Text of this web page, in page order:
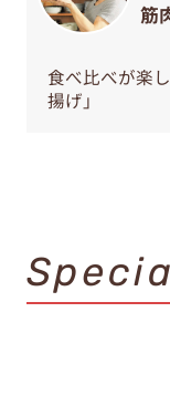
筋
食べ比べが楽
揚げ」